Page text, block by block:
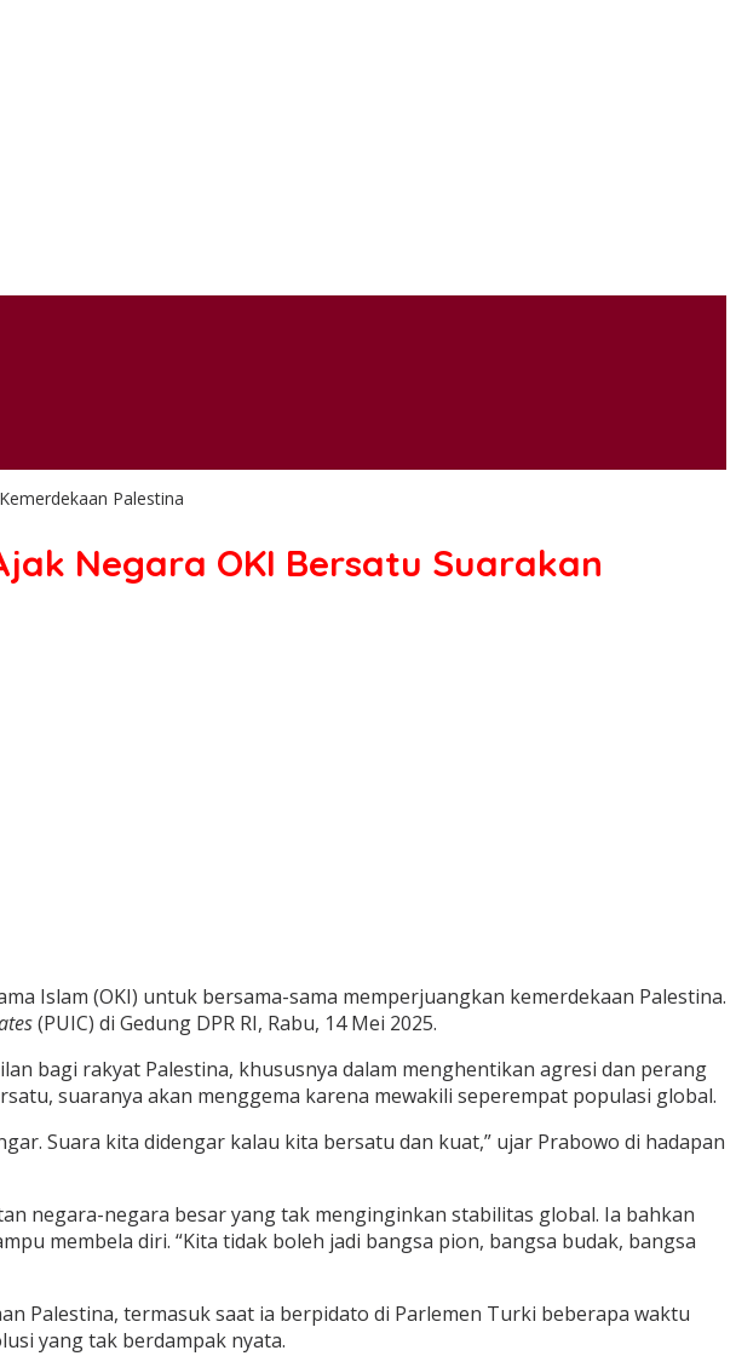
Palestina
Negara OKI Bersatu Suarakan
Islam (OKI) untuk bersama-sama memperjuangkan kemerdekaan Palestina.
(PUIC) di Gedung DPR RI, Rabu, 14 Mei 2025.
bagi rakyat Palestina, khususnya dalam menghentikan agresi dan perang
suaranya akan menggema karena mewakili seperempat populasi global.
Suara kita didengar kalau kita bersatu dan kuat,” ujar Prabowo di hadapan
negara-negara besar yang tak menginginkan stabilitas global. Ia bahkan
membela diri. “Kita tidak boleh jadi bangsa pion, bangsa budak, bangsa
Palestina, termasuk saat ia berpidato di Parlemen Turki beberapa waktu
yang tak berdampak nyata.